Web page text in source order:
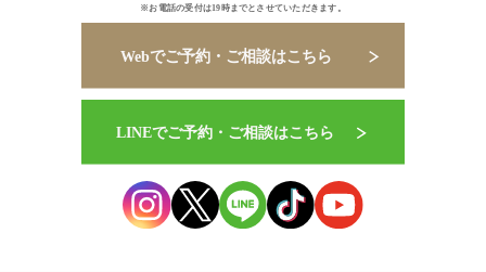
※お電話の受付は19時までとさせていただきます。